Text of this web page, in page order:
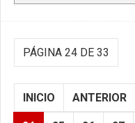
PÁGINA 24 DE 33
INICIO ANTERIOR